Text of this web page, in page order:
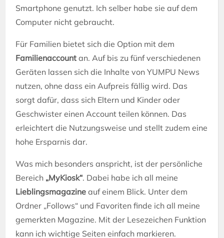
Smartphone genutzt. Ich selber habe sie auf dem
Computer nicht gebraucht.
Für Familien bietet sich die Option mit dem
Familienaccount an. Auf bis zu fünf verschiedenen
Geräten lassen sich die Inhalte von YUMPU News
nutzen, ohne dass ein Aufpreis fällig wird. Das
sorgt dafür, dass sich Eltern und Kinder oder
Geschwister einen Account teilen können. Das
erleichtert die Nutzungsweise und stellt zudem eine
hohe Ersparnis dar.
Was mich besonders anspricht, ist der persönliche
Bereich „MyKiosk“. Dabei habe ich all meine
Lieblingsmagazine auf einem Blick. Unter dem
Ordner „Follows“ und Favoriten finde ich all meine
gemerkten Magazine. Mit der Lesezeichen Funktion
kann ich wichtige Seiten einfach markieren.